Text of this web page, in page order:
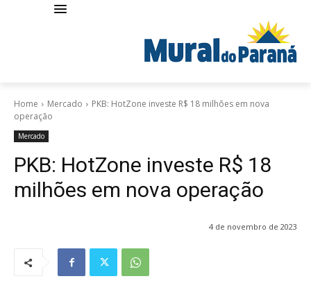
Home Mercado
PKB: HotZone investe R$ 18 milhões em nova
operação
Mercado
PKB: HotZone investe R$ 18
milhões em nova operação
4 de novembro de 2023